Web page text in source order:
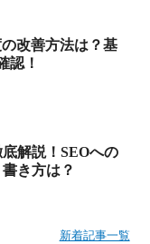
改善方法は？基
認！
解説！SEOへの
き方は？
新着記事一覧